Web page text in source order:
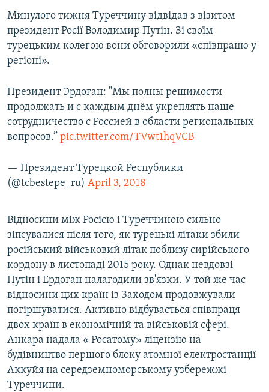
Минулого тижня Туреччину відвідав з візитом
президент Росії Володимир Путін. Зі своїм
турецьким колегою вони обговорили «співпрацю у
регіоні».
Президент Эрдоган: "Мы полны решимости
продолжать и с каждым днём укреплять наше
сотрудничество с Россией в области региональных
вопросов.” pic.twitter.com/TVwt1hqVCB
— Президент Турецкой Республики
(@tcbestepe_ru) April 3, 2018
Відносини між Росією і Туреччиною сильно
зіпсувалися після того, як турецькі літаки збили
російський військовий літак поблизу сирійського
кордону в листопаді 2015 року. Однак невдовзі
Путін і Ердоган налагодили зв'язки. У той же час
відносини цих країн із Заходом продовжували
погіршуватися. Активно відбувається співпраця
двох країн в економічній та військовій сфері.
Анкара надала « Росатому» ліцензію на
будівництво першого блоку атомної електростанції
Аккуйя на середземноморському узбережжі
Туреччини.